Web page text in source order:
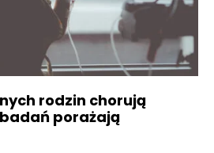
rodzin chorują
porażają